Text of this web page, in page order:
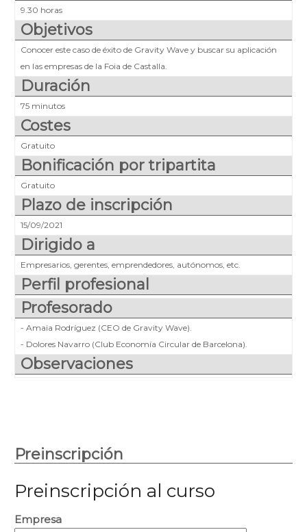
9.30 horas
Objetivos
Conocer este caso de éxito de Gravity Wave y buscar su aplicación
en las empresas de la Foia de Castalla.
Duración
75 minutos
Costes
Gratuito
Bonificación por tripartita
Gratuito
Plazo de inscripción
15/09/2021
Dirigido a
Empresarios, gerentes, emprendedores, autónomos, etc.
Perfil profesional
Profesorado
- Amaia Rodríguez (CEO de Gravity Wave).
- Dolores Navarro (Club Economía Circular de Barcelona).
Observaciones
Preinscripción
Preinscripción al curso
Empresa